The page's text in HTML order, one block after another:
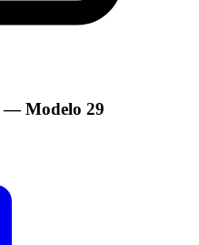
— Modelo 29